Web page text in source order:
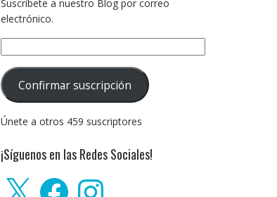
Suscríbete a nuestro Blog por correo
electrónico.
de
correo
electrónico:
Confirmar suscripción
Únete a otros 459 suscriptores
¡Síguenos en las Redes Sociales!
FacebookInstagram